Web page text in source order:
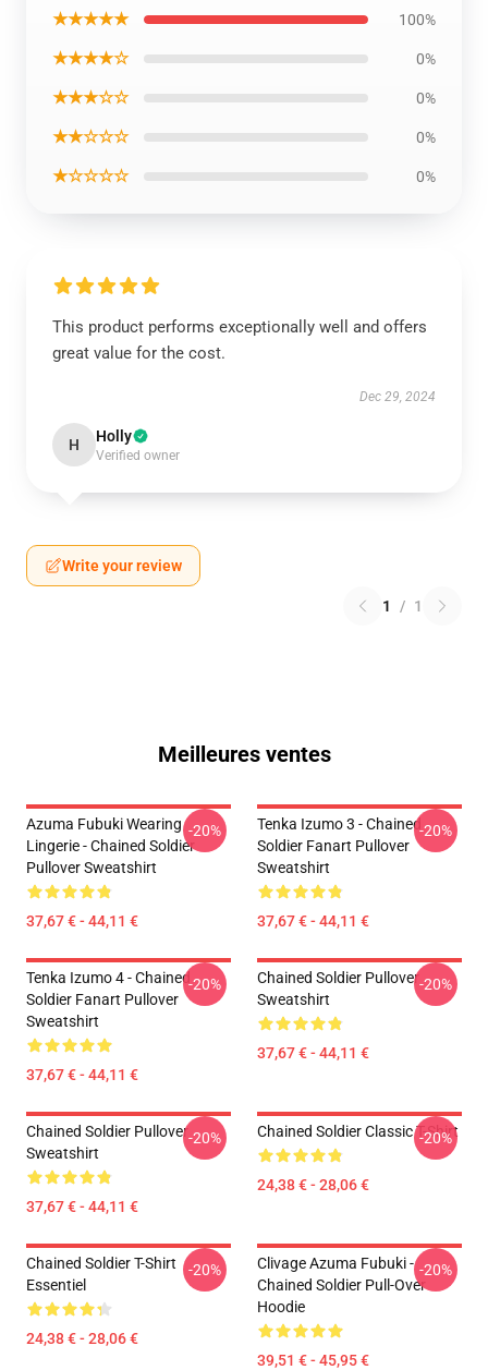
★★★★★ 100%
★★★★☆ 0%
★★★☆☆ 0%
★★☆☆☆ 0%
★☆☆☆☆ 0%
This product performs exceptionally well and offers
great value for the cost.
Dec 29, 2024
H Holly
Verified owner
Write your review
1 / 1
Meilleures ventes
Azuma Fubuki Wearing
Lingerie - Chained Soldier
Pullover Sweatshirt
37,67 € - 44,11 €
-20%
Tenka Izumo 3 - Chained
Soldier Fanart Pullover
Sweatshirt
37,67 € - 44,11 €
-20%
Tenka Izumo 4 - Chained
Soldier Fanart Pullover
Sweatshirt
37,67 € - 44,11 €
-20%
Chained Soldier Pullover
Sweatshirt
37,67 € - 44,11 €
-20%
Chained Soldier Pullover
Sweatshirt
37,67 € - 44,11 €
-20% Chained Soldier Classic T-Shirt
24,38 € - 28,06 €
-20%
Chained Soldier T-Shirt
Essentiel
24,38 € - 28,06 €
-20%
Clivage Azuma Fubuki -
Chained Soldier Pull-Over
Hoodie
39,51 € - 45,95 €
-20%